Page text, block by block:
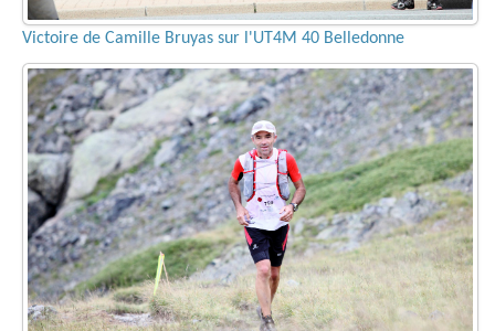
Victoire de Camille Bruyas sur l'UT4M 40 Belledonne